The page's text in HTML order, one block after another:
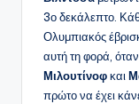
3ο δεκάλεπτο.
Ολυμπιακός
αυτή τη φορά, όταν
Μιλουτίνοφκαι
πρώτο να έχει